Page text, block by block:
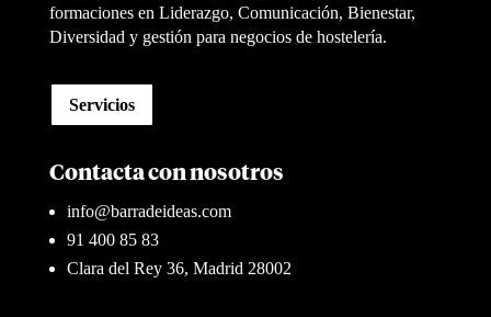
formaciones en Liderazgo, Comunicación, Bienestar,
Diversidad y gestión para negocios de hostelería.
Servicios
Contacta con nosotros
info@barradeideas.com
91 400 85 83
Clara del Rey 36, Madrid 28002